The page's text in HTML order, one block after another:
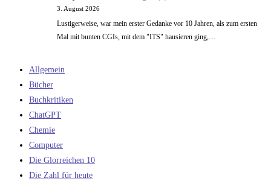
3. August 2026
Lustigerweise, war mein erster Gedanke vor 10 Jahren, als zum ersten
Mal mit bunten CGIs, mit dem "ITS" hausieren ging,…
Allgemein
Bücher
Buchkritiken
ChatGPT
Chemie
Computer
Die Glorreichen 10
Die Zahl für heute